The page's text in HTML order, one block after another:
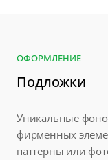
ОФОРМЛЕНИЕ
Подложки
Уникальные
фирменных
паттерны или